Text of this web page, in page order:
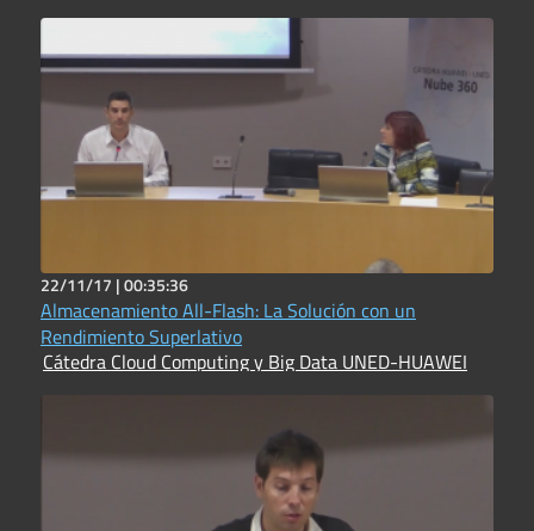
22/11/17 |00:35:36
Almacenamiento All-Flash: La Solución con un
Rendimiento Superlativo
Cátedra Cloud Computing y Big Data UNED-HUAWEI